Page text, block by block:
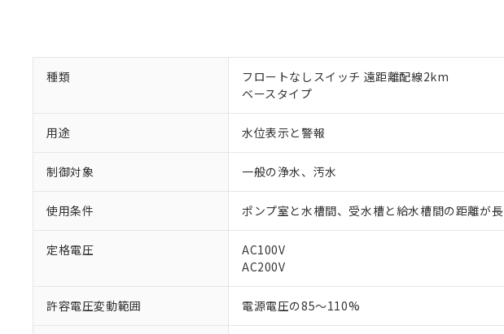
種類
フロートなしスイッチ 遠距離配線2km
ベースタイプ
用途 水位表示と警報
制御対象 一般の浄水、汚水
使用条件 ポンプ室と水槽間、受水槽と給水槽間の距離が
定格電圧
AC100V
AC200V
許容電圧変動範囲 電源電圧の85～110%
※1 対応状況
対応済み：EU RoHS指令（10物質）の非
対応予定：EU RoHS指令（10物質）の非含